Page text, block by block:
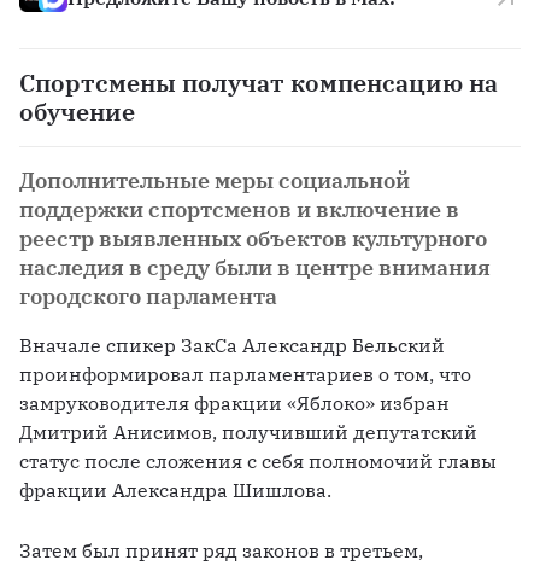
Спортсмены получат компенсацию на
обучение
Дополнительные меры социальной
поддержки спортсменов и включение в
реестр выявленных объектов культурного
наследия в среду были в центре внимания
городского парламента
Вначале спикер ЗакСа Александр Бельский
проинформировал парламентариев о том, что
замруководителя фракции «Яблоко» избран
Дмитрий Анисимов, получивший депутатский
статус после сложения с себя полномочий главы
фракции Александра Шишлова.
Затем был принят ряд законов в третьем,